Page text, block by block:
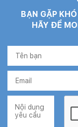
BẠN GẶP
HÃY ĐỂ